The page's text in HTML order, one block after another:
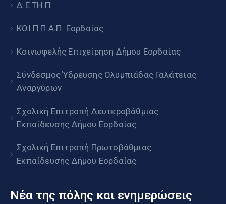
Δ.Ε.ΤΗ.Π.
ΚΟΙ.Π.Π.Α.Π. Εορδαίας
Κοινωφελής Επιχείρηση Δήμου Εορδαίας
Σύνδεσμος Ύδρευσης Ολυμπιάδας Γαλάτειας
Αναργύρων
Σχολική Επιτροπή Δευτεροβάθμιας
Εκπαίδευσης Δήμου Εορδαίας
Σχολική Επιτροπή Πρωτοβάθμιας
Εκπαίδευσης Δήμου Εορδαίας
Νέα της πόλης και ενημερώσεις